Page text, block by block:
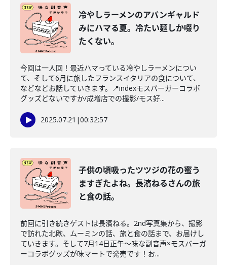
冷やしラーメンのアバンギャルド
みにハマる夏。冷たい麺しか啜り
たくない。
今回は一人回！最近ハマっている冷やしラーメンについ
て、そして6月に旅したフランスイタリアの食について、
などなどお話していきます。📍indexモスバーガーコラボ
グッズどないですか/成増店での撮影/モス好...
2025.07.21 |00:32:57
子供の頃吸ったツツジの花の蜜う
ますぎたよね。長濱ねるさんの旅
と食の話。
前回に引き続きゲストは長濱ねる。2nd写真集から、撮影
で訪れた北欧、ムーミンの話、旅と食の話まで、お届けし
ていきます。そして7月14日正午～味な副音声×モスバーガ
ーコラボグッズが味マートで発売です！お...